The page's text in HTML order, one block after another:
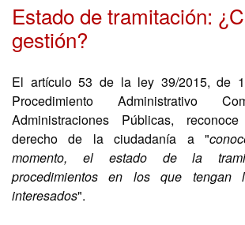
Estado de tramitación:
gestión?
El artículo 53 de la ley 39/2015, de
Procedimiento Administrativo
Administraciones Públicas,
derecho de la ciudadanía a "
momento, el estado de la
procedimientos en los que tengan
interesados".